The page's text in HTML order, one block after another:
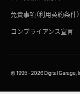
免責事項（利用契約条件）
コンプライアンス宣言
©︎ 1995 - 2026 Digital Garage,